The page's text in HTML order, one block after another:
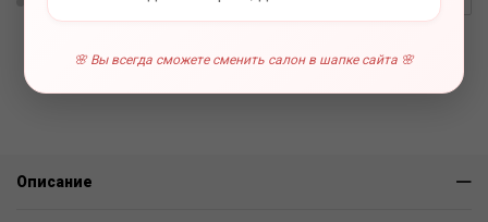
🌸 Вы всегда сможете сменить салон в шапке сайта 🌸
Описание